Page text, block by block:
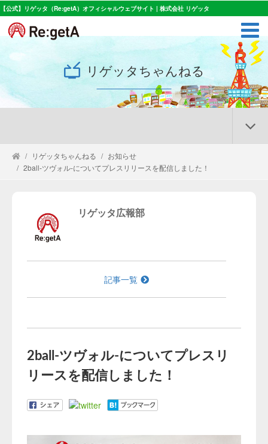
【公式】リゲッタ（Re:getA）オフィシャルウェブサイト | 株式会社 リゲッタ
リゲッタちゃんねる
リゲッタちゃんねる
お知らせ
2ball-ツヴォル-についてプレスリリースを配信しました！
リゲッタ広報部
記事一覧
2ball-ツヴォル-についてプレスリ
リースを配信しました！